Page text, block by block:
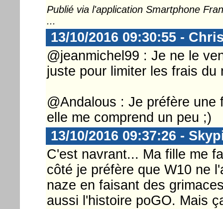
Publié via l'application Smartphone
...
13/10/2016 09:30:55 -
@jeanmichel99 : Je ne le
juste pour limiter les frais du
@Andalous : Je préfère une
elle me comprend un peu ;)
13/10/2016 09:37:26 -
C'est navrant... Ma fille me
côté je préfère que W10 ne
naze en faisant des
aussi l'histoire poGO. Mais